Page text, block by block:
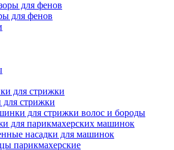
для фенов
стрижки
для стрижки волос и бороды
для парикмахерских машинок
насадки для машинок